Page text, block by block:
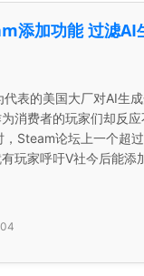
添加功能 过滤AI
代表的美国大厂对AI生
消费者的玩家们却反
，Steam论坛上一个超
玩家呼吁V社今后能添